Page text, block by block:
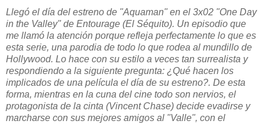
Llegó el día del estreno de "Aquaman" en el 3x02 "One Day
in the Valley" de Entourage (El Séquito). Un episodio que
me llamó la atención porque refleja perfectamente lo que es
esta serie, una parodia de todo lo que rodea al mundillo de
Hollywood. Lo hace con su estilo a veces tan surrealista y
respondiendo a la siguiente pregunta: ¿Qué hacen los
implicados de una película el día de su estreno?. De esta
forma, mientras en la cuna del cine todo son nervios, el
protagonista de la cinta (Vincent Chase) decide evadirse y
marcharse con sus mejores amigos al "Valle", con el